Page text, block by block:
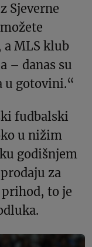
Sjeverne
MLS klub
– danas su
u gotovini.“
fudbalski
u nižim
godišnjem
za
prihod, to je